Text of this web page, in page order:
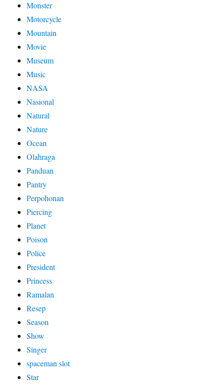
Monster
Motorcycle
Mountain
Movie
Museum
Music
NASA
Nasional
Natural
Nature
Ocean
Olahraga
Panduan
Pantry
Perpohonan
Piercing
Planet
Poison
Police
President
Princess
Ramalan
Resep
Season
Show
Singer
spaceman slot
Star